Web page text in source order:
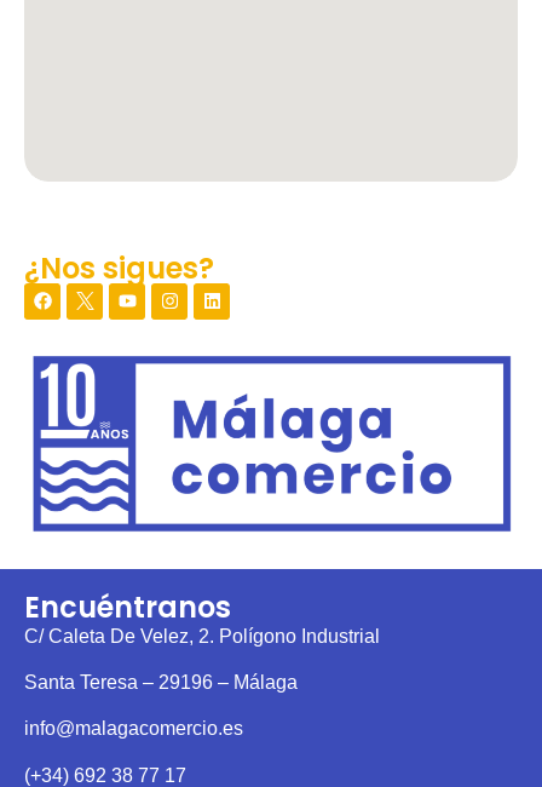
¿Nos sigues?
Encuéntranos
C/ Caleta De Velez, 2. Polígono Industrial
Santa Teresa – 29196 – Málaga
info@malagacomercio.es
(+34) 692 38 77 17